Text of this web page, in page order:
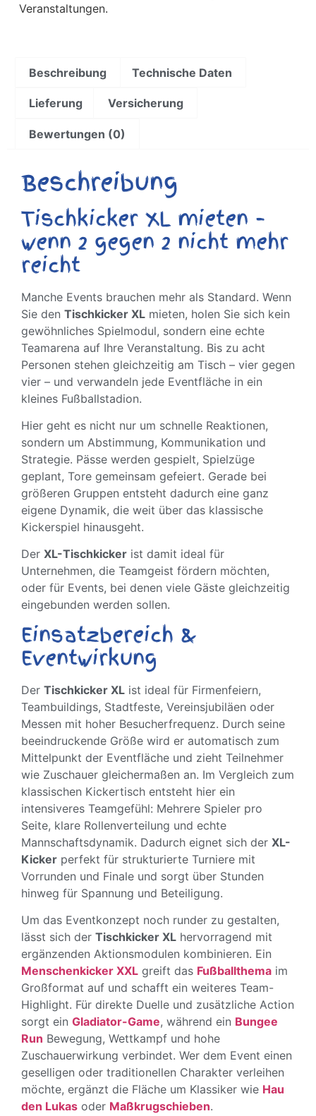
Veranstaltungen.
Beschreibung Technische Daten
Lieferung Versicherung
Bewertungen (0)
Beschreibung
Tischkicker XL mieten –
wenn 2 gegen 2 nicht mehr
reicht
Manche Events brauchen mehr als Standard. Wenn
Sie den Tischkicker XL mieten, holen Sie sich kein
gewöhnliches Spielmodul, sondern eine echte
Teamarena auf Ihre Veranstaltung. Bis zu acht
Personen stehen gleichzeitig am Tisch – vier gegen
vier – und verwandeln jede Eventfläche in ein
kleines Fußballstadion.
Hier geht es nicht nur um schnelle Reaktionen,
sondern um Abstimmung, Kommunikation und
Strategie. Pässe werden gespielt, Spielzüge
geplant, Tore gemeinsam gefeiert. Gerade bei
größeren Gruppen entsteht dadurch eine ganz
eigene Dynamik, die weit über das klassische
Kickerspiel hinausgeht.
Der XL-Tischkicker ist damit ideal für
Unternehmen, die Teamgeist fördern möchten,
oder für Events, bei denen viele Gäste gleichzeitig
eingebunden werden sollen.
Einsatzbereich &
Eventwirkung
Der Tischkicker XL ist ideal für Firmenfeiern,
Teambuildings, Stadtfeste, Vereinsjubiläen oder
Messen mit hoher Besucherfrequenz. Durch seine
beeindruckende Größe wird er automatisch zum
Mittelpunkt der Eventfläche und zieht Teilnehmer
wie Zuschauer gleichermaßen an. Im Vergleich zum
klassischen Kickertisch entsteht hier ein
intensiveres Teamgefühl: Mehrere Spieler pro
Seite, klare Rollenverteilung und echte
Mannschaftsdynamik. Dadurch eignet sich der XL-
Kicker perfekt für strukturierte Turniere mit
Vorrunden und Finale und sorgt über Stunden
hinweg für Spannung und Beteiligung.
Um das Eventkonzept noch runder zu gestalten,
lässt sich der Tischkicker XL hervorragend mit
ergänzenden Aktionsmodulen kombinieren. Ein
Menschenkicker XXL greift das Fußballthema im
Großformat auf und schafft ein weiteres Team-
Highlight. Für direkte Duelle und zusätzliche Action
sorgt ein Gladiator-Game, während ein Bungee
Run Bewegung, Wettkampf und hohe
Zuschauerwirkung verbindet. Wer dem Event einen
geselligen oder traditionellen Charakter verleihen
möchte, ergänzt die Fläche um Klassiker wie Hau
den Lukas oder Maßkrugschieben.